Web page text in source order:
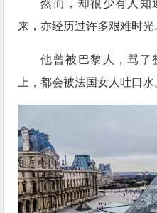
然而，却很少有人知
来，亦经历过许多艰难时光
他曾被巴黎人，骂了
上，都会被法国女人吐口水